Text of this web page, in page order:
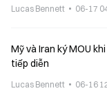
Lucas Bennett 06-17
Mỹ và Iran ký MOU
tiếp diễn
Lucas Bennett 06-16